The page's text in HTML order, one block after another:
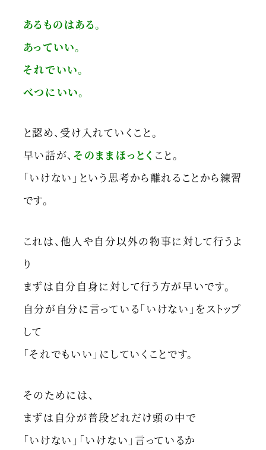
あるものはある。
あっていい。
それでいい。
べつにいい。
と認め、受け入れていくこと。
早い話が、そのままほっとく こと。
「いけない」という思考から離れることから練習
です。
これは、他人や自分以外の物事に対して行うよ
り
まずは自分自身に対して行う方が早いです。
自分が自分に言っている「いけない」をストップ
して
「それでもいい」にしていくことです。
そのためには、
まずは自分が普段どれだけ頭の中で
「いけない」「いけない」言っているか